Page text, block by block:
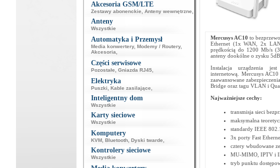
Akcesoria GSM/LTE
Zestawy abonenckie Anteny wewnętrzne
Anteny
Wszystkie
Automatyka i Przemysł
Media konwertery, Modemy / Routery,
Akcesoria
Części serwisowe
Pozostałe Gniazda RJ45,
Elektryka
Puszki Kable zasilające
Inteligentny dom
Wszystkie
Karty sieciowe
Wszystkie
Komputery
KVM, Bluetooth, Dyski twarde
Kontrolery sieciowe
Wszystkie
Mercusys AC10 to
Ethernet (1x WAN, 2x
prędkością do 1200 Mb/s
anteny dookólne o zysku
Instalacja urządzenia
internetową. Mercusys
zaawansowane
Bridge oraz tagu VLAN i
Najważniejsze cechy:
transmisja sieci
maksymalna
standardy IEEE
3x porty Fast
cztery wbudowane
MU-MIMO, IPTV i
tryb punktu